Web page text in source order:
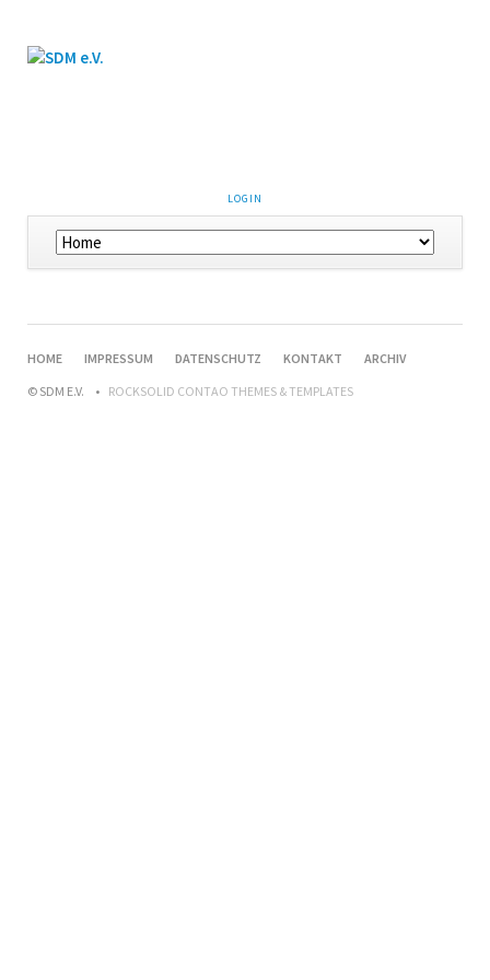
LOGIN
HOME IMPRESSUM DATENSCHUTZ KONTAKT
ARCHIV
© SDM E.V.
ROCKSOLID CONTAO THEMES & TEMPLATES